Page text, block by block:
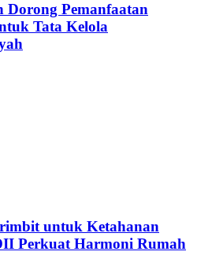
Dorong Pemanfaatan
Tata Kelola
untuk Ketahanan
Perkuat Harmoni Rumah